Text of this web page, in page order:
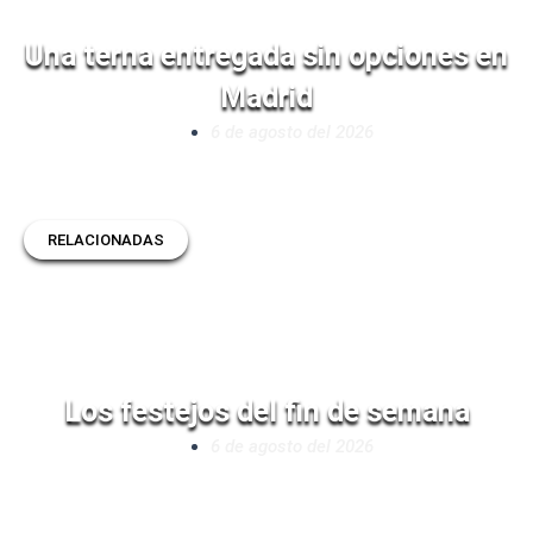
Una terna entregada sin opciones en
Madrid
RELACIONADAS
Los festejos del fin de semana